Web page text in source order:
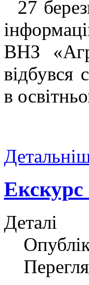
27
ВНЗ
відбувся
в
Екскурс
Деталі